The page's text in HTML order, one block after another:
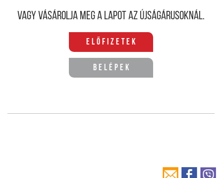
Vagy vásárolja meg a lapot az újságárusoknál.
Előfizetek
Belépek